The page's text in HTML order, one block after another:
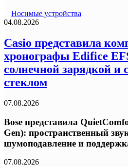
Носимые устройства
04.08.2026
Casio представила
хронографы Edifice
солнечной зарядкой
стеклом
07.08.2026
Bose представила
Gen): пространственный
шумоподавление и
07.08.2026